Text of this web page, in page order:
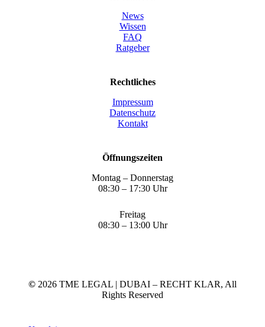
News
Wissen
FAQ
Ratgeber
Rechtliches
Impressum
Datenschutz
Kontakt
Öffnungszeiten
Montag – Donnerstag
08:30 – 17:30 Uhr
Freitag
08:30 – 13:00 Uhr
© 2026 TME LEGAL | DUBAI – RECHT KLAR, All
Rights Reserved